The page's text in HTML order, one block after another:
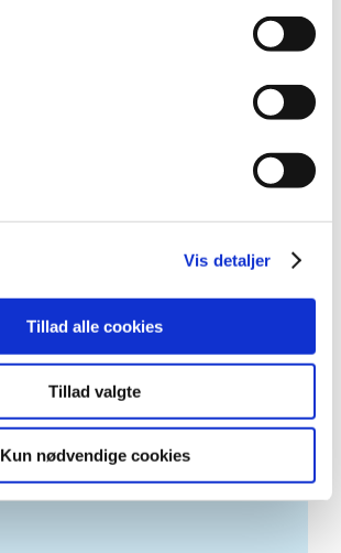
Vis detaljer
Tillad alle cookies
Tillad valgte
Kun nødvendige cookies